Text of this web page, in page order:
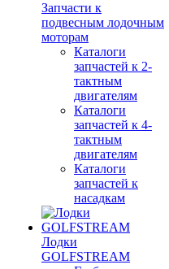
Запчасти к
подвесным лодочным
моторам
Каталоги
запчастей к 2-
тактным
двигателям
Каталоги
запчастей к 4-
тактным
двигателям
Каталоги
запчастей к
насадкам
Лодки
GOLFSTREAM